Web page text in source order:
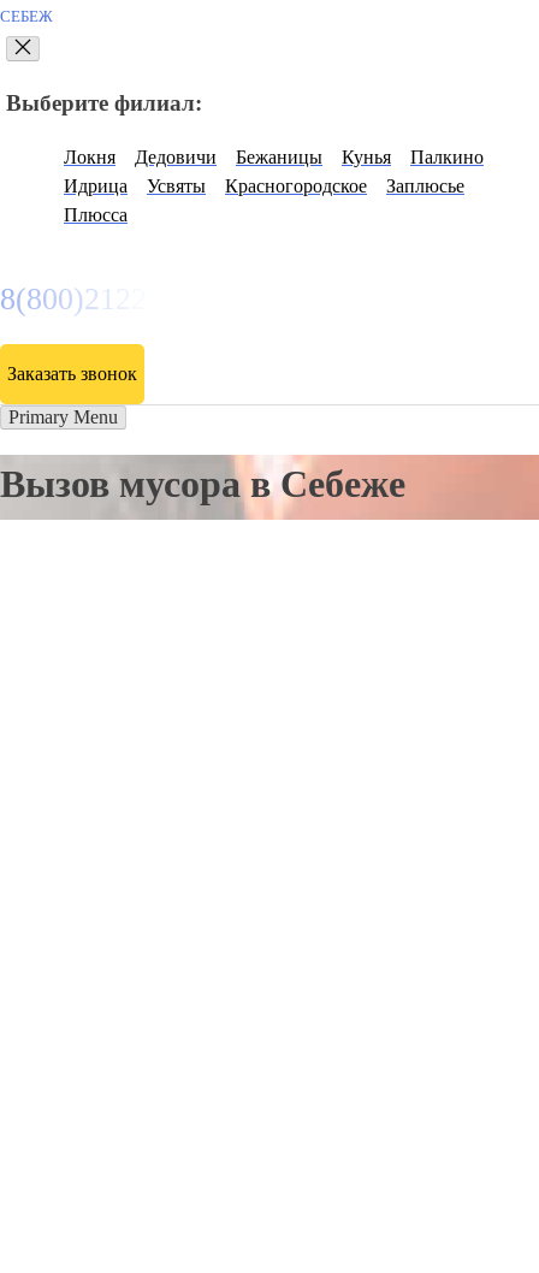
СЕБЕЖ
Выберите филиал:
Локня Дедовичи Бежаницы Кунья
Палкино
Идрица
Усвяты Красногородское
Заплюсье
Плюсса
8(800)2122558
Заказать звонок
Primary Menu
Вызов мусора в Себеже